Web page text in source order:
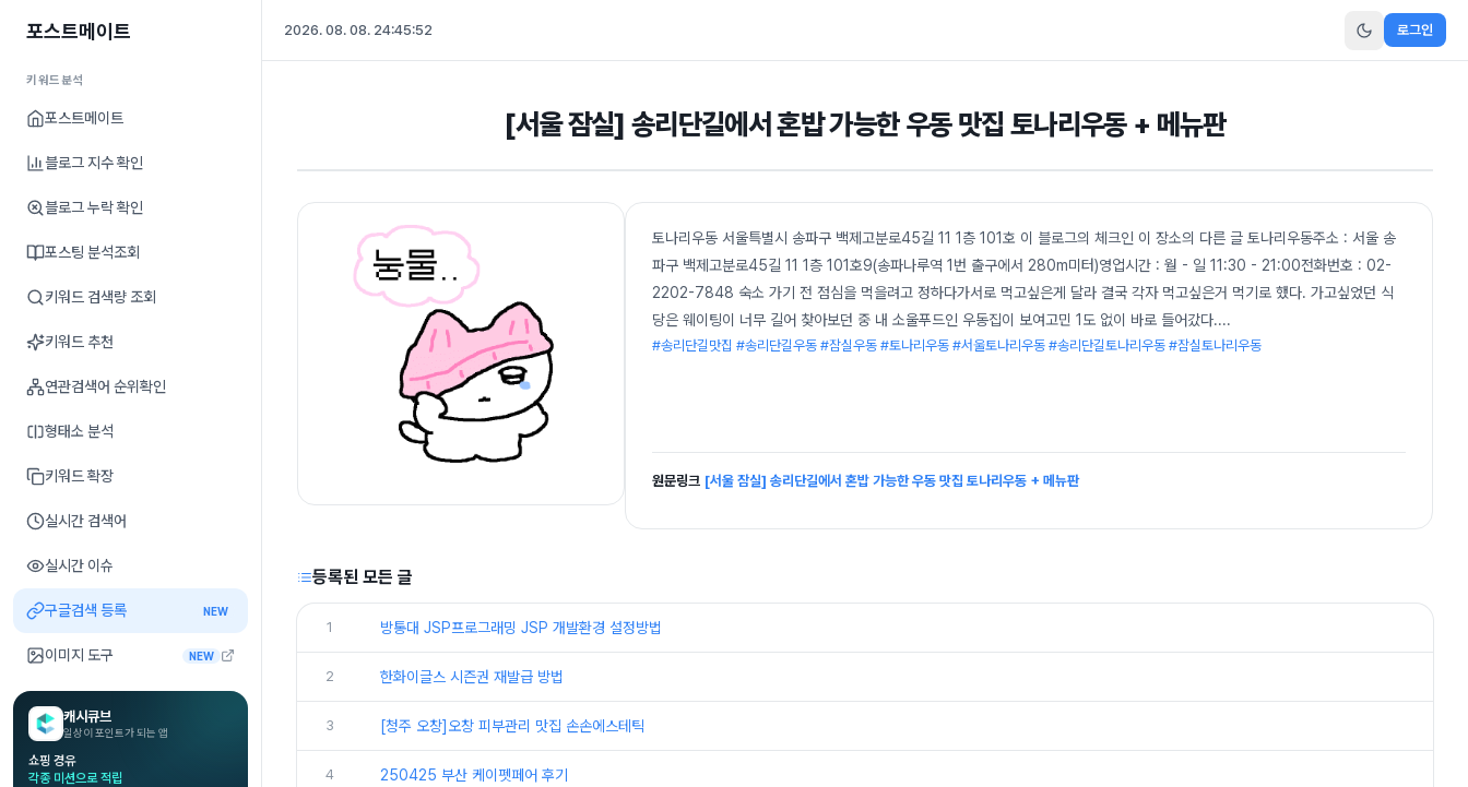
포스트메이트
키워드분석
포스트메이트
블로그 지수 확인
블로그 누락 확인
포스팅 분석조회
키워드 검색량 조회
키워드 추천
연관검색어 순위확인
형태소 분석
키워드 확장
실시간 검색어
실시간 이슈
구글검색 등록 NEW
이미지 도구 NEW
캐시큐브
일상이 포인트가 되는 앱
쇼핑 경유
각종 미션으로 적립
2026. 08. 08. 24:45:53 로그인
[서울 잠실] 송리단길에서 혼밥 가능한 우동 맛집 토나리우동 + 메뉴판
토나리우동 서울특별시 송파구 백제고분로45길 11 1층 101호 이 블로그의 체크인 이 장소의 다른 글 토나리우동주소 : 서울 송
파구 백제고분로45길 11 1층 101호9(송파나루역 1번 출구에서 280m미터)영업시간 : 월 - 일 11:30 - 21:00전화번호 : 02-
2202-7848 숙소 가기 전 점심을 먹을려고 정하다가서로 먹고싶은게 달라 결국 각자 먹고싶은거 먹기로 했다. 가고싶었던 식
당은 웨이팅이 너무 길어 찾아보던 중 내 소울푸드인 우동집이 보여고민 1도 없이 바로 들어갔다....
#송리단길맛집 #송리단길우동 #잠실우동 #토나리우동 #서울토나리우동 #송리단길토나리우동 #잠실토나리우동
원문링크 [서울 잠실] 송리단길에서 혼밥 가능한 우동 맛집 토나리우동 + 메뉴판
등록된 모든 글
1 방통대 JSP프로그래밍 JSP 개발환경 설정방법
2 한화이글스 시즌권 재발급 방법
3 [청주 오창]오창 피부관리 맛집 손손에스테틱
4 250425 부산 케이펫페어 후기